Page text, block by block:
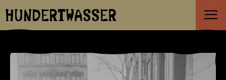
HUNDERTWASSER